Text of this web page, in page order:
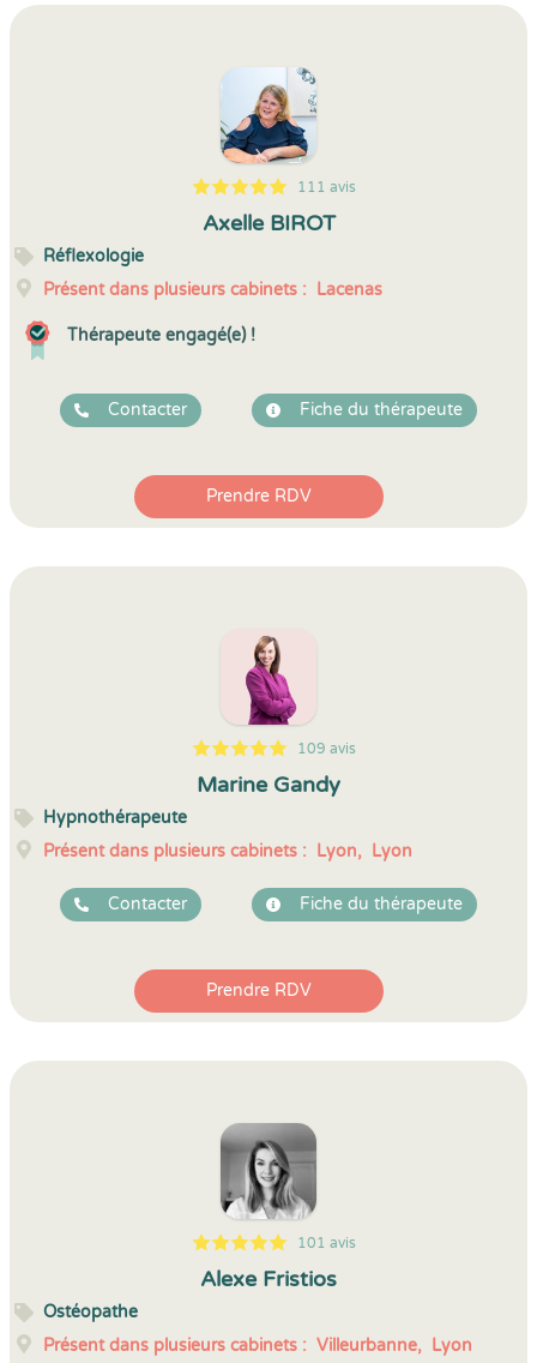
5
1
5
111 111 avis
Axelle BIROT
Réflexologie
Présent dans plusieurs cabinets : Lacenas
Thérapeute engagé(e) !
Contacter Fiche du thérapeute
Prendre RDV
5
1
5
109 109 avis
Marine Gandy
Hypnothérapeute
Présent dans plusieurs cabinets : Lyon, Lyon
Contacter Fiche du thérapeute
Prendre RDV
5
1
5
101 101 avis
Alexe Fristios
Ostéopathe
Présent dans plusieurs cabinets : Villeurbanne, Lyon